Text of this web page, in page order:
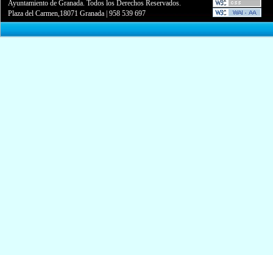
Ayuntamiento de Granada. Todos los Derechos Reservados.
Plaza del Carmen,18071 Granada |958 539 697